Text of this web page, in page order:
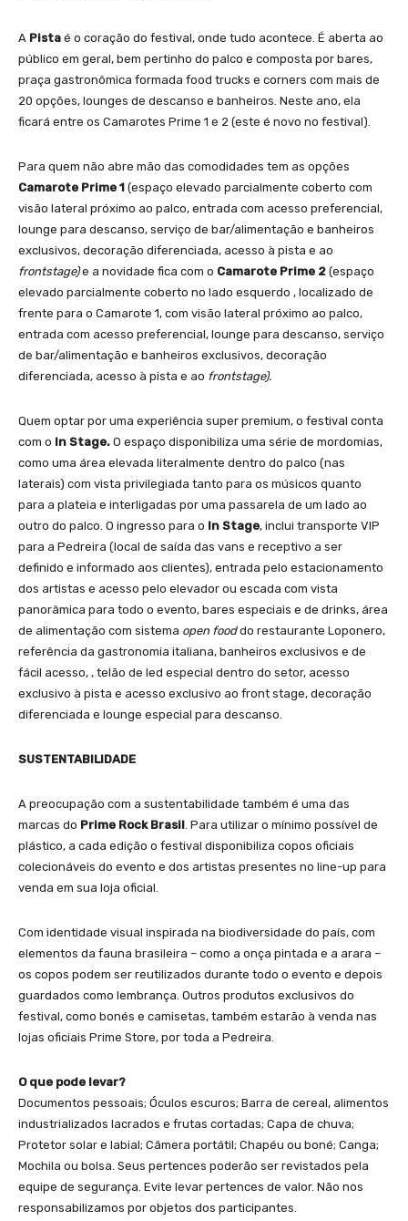
A Pista é o coração do festival, onde tudo acontece. É aberta ao
público em geral, bem pertinho do palco e composta por bares,
praça gastronômica formada food trucks e corners com mais de
20 opções, lounges de descanso e banheiros. Neste ano, ela
ficará entre os Camarotes Prime 1 e 2 (este é novo no festival).
Para quem não abre mão das comodidades tem as opções
Camarote Prime 1 (espaço elevado parcialmente coberto com
visão lateral próximo ao palco, entrada com acesso preferencial,
lounge para descanso, serviço de bar/alimentação e banheiros
exclusivos, decoração diferenciada, acesso à pista e ao
frontstage)e a novidade fica com o Camarote Prime 2 (espaço
elevado parcialmente coberto no lado esquerdo , localizado de
frente para o Camarote 1, com visão lateral próximo ao palco,
entrada com acesso preferencial, lounge para descanso, serviço
de bar/alimentação e banheiros exclusivos, decoração
diferenciada, acesso à pista e ao frontstage).
Quem optar por uma experiência super premium, o festival conta
com o In Stage. O espaço disponibiliza uma série de mordomias,
como uma área elevada literalmente dentro do palco (nas
laterais) com vista privilegiada tanto para os músicos quanto
para a plateia e interligadas por uma passarela de um lado ao
outro do palco. O ingresso para o In Stage, inclui transporte VIP
para a Pedreira (local de saída das vans e receptivo a ser
definido e informado aos clientes), entrada pelo estacionamento
dos artistas e acesso pelo elevador ou escada com vista
panorâmica para todo o evento, bares especiais e de drinks, área
de alimentação com sistema open fooddo restaurante Loponero,
referência da gastronomia italiana, banheiros exclusivos e de
fácil acesso, , telão de led especial dentro do setor, acesso
exclusivo à pista e acesso exclusivo ao front stage, decoração
diferenciada e lounge especial para descanso.
SUSTENTABILIDADE
A preocupação com a sustentabilidade também é uma das
marcas do Prime Rock Brasil . Para utilizar o mínimo possível de
plástico, a cada edição o festival disponibiliza copos oficiais
colecionáveis do evento e dos artistas presentes no line-up para
venda em sua loja oficial.
Com identidade visual inspirada na biodiversidade do país, com
elementos da fauna brasileira – como a onça pintada e a arara –
os copos podem ser reutilizados durante todo o evento e depois
guardados como lembrança. Outros produtos exclusivos do
festival, como bonés e camisetas, também estarão à venda nas
lojas oficiais Prime Store, por toda a Pedreira.
O que pode levar?
Documentos pessoais; Óculos escuros; Barra de cereal, alimentos
industrializados lacrados e frutas cortadas; Capa de chuva;
Protetor solar e labial; Câmera portátil; Chapéu ou boné; Canga;
Mochila ou bolsa. Seus pertences poderão ser revistados pela
equipe de segurança. Evite levar pertences de valor. Não nos
responsabilizamos por objetos dos participantes.